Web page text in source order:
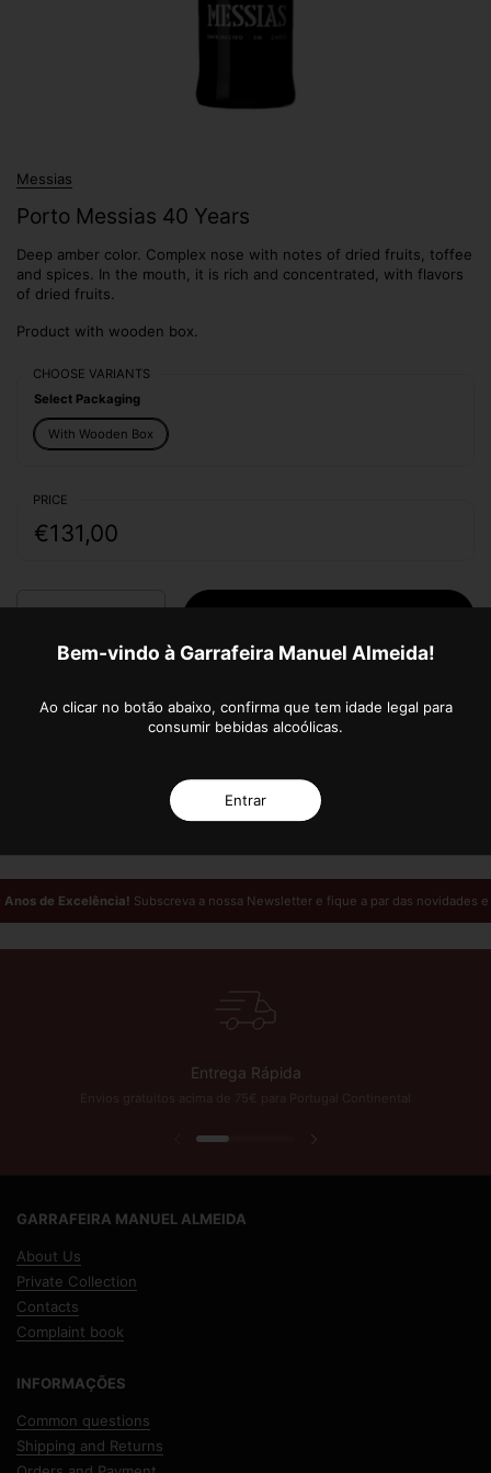
Messias
Porto Messias 40 Years
Deep amber color. Complex nose with notes of dried fruits, toffee
and spices. In the mouth, it is rich and concentrated, with flavors
of dried fruits.
Product with wooden box.
CHOOSE VARIANTS
Select Packaging
With Wooden Box
PRICE
€131,00
More payment options
Informações Adicionais do Produto
de Excelência! Subscreva a nossa Newsletter e fique a par das novidades e
Entrega Rápida
GARRAFEIRA MANUEL ALMEIDA
About Us
Private Collection
Contacts
Complaint book
INFORMAÇÕES
Common questions
Shipping and Returns
Bem-vindo à Garrafeira Manuel Almeida!
Ao clicar no botão abaixo, confirma que tem idade legal para
consumir bebidas alcoólicas.
Entrar